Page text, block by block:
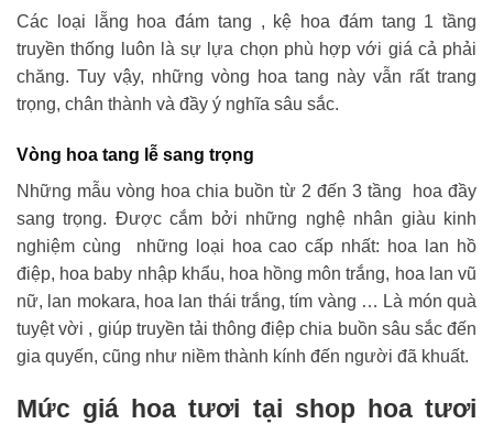
Các loại lẵng hoa đám tang , kệ hoa đám tang 1 tầng
truyền thống luôn là sự lựa chọn phù hợp với giá cả phải
chăng. Tuy vậy, những vòng hoa tang này vẫn rất trang
trọng, chân thành và đầy ý nghĩa sâu sắc.
Vòng hoa tang lễ sang trọng
Những mẫu vòng hoa chia buồn từ 2 đến 3 tầng hoa đầy
sang trọng. Được cắm bởi những nghệ nhân giàu kinh
nghiệm cùng những loại hoa cao cấp nhất: hoa lan hồ
điệp, hoa baby nhập khẩu, hoa hồng môn trắng, hoa lan vũ
nữ, lan mokara, hoa lan thái trắng, tím vàng … Là món quà
tuyệt vời , giúp truyền tải thông điệp chia buồn sâu sắc đến
gia quyến, cũng như niềm thành kính đến người đã khuất.
Mức giá hoa tươi tại shop hoa tươi